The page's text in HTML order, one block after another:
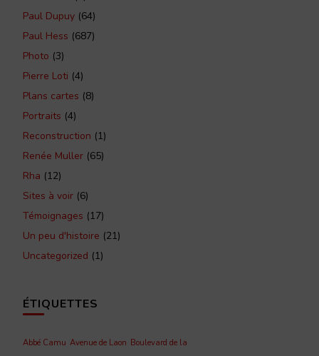
Paul Dupuy (64)
Paul Hess (687)
Photo (3)
Pierre Loti (4)
Plans cartes (8)
Portraits (4)
Reconstruction (1)
Renée Muller (65)
Rha (12)
Sites à voir (6)
Témoignages (17)
Un peu d'histoire (21)
Uncategorized (1)
ÉTIQUETTES
Abbé Camu Avenue de Laon Boulevard de la